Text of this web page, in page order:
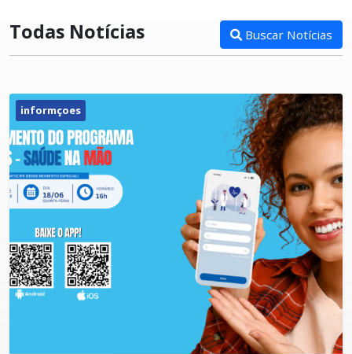
Todas Notícias Buscar Notícias
informçoes